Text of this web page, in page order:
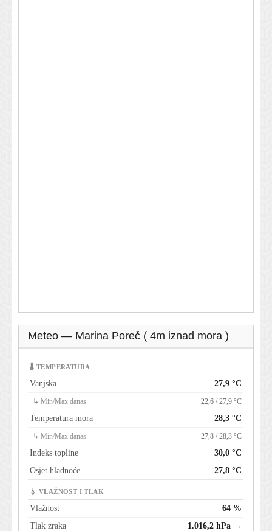
Meteo — Marina Poreč ( 4m iznad mora )
🌡 TEMPERATURA
Vanjska 27,9 °C
↳ Min/Max danas 22,6 / 27,9 °C
Temperatura mora 28,3 °C
↳ Min/Max danas 27,8 / 28,3 °C
Indeks topline
30,0 °C
Osjet hladnoće
27,8 °C
💧 VLAŽNOST I TLAK
Vlažnost
64 %
Tlak zraka
1.016,2 hPa →